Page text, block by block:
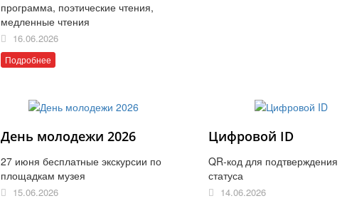
программа, поэтические чтения,
медленные чтения
16.06.2026
Подробнее
День молодежи 2026
27 июня бесплатные экскурсии по
площадкам музея
15.06.2026
Цифровой ID
QR-код для подтверждения
статуса
14.06.2026